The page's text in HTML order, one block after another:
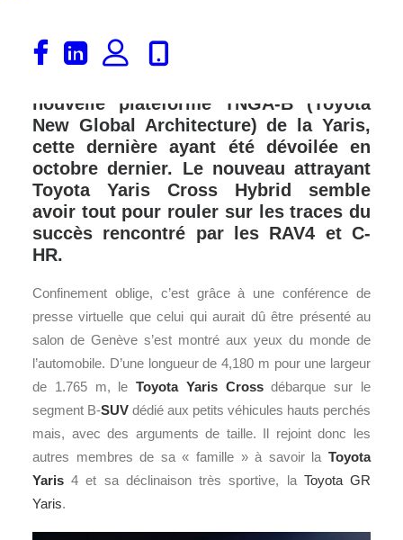
Toyota dévoile aujourd’hui son petit
SUV qui peut être considéré comme un
nouvelle plateforme TNGA-B (Toyota
New Global Architecture) de la Yaris,
cette dernière ayant été dévoilée en
octobre dernier. Le nouveau attrayant
Toyota Yaris Cross Hybrid semble
avoir tout pour rouler sur les traces du
succès rencontré par les RAV4 et C-
HR.
Confinement oblige, c’est grâce à une conférence de
presse virtuelle que celui qui aurait dû être présenté au
salon de Genève s’est montré aux yeux du monde de
l’automobile. D’une longueur de 4,180 m pour une largeur
de 1.765 m, leToyotaYaris Crossdébarque sur le
segment B-SUV dédié aux petits véhicules hauts perchés
mais, avec des arguments de taille. Il rejoint donc les
autres membres de sa « famille » à savoir la Toyota
Yaris 4 et sa déclinaison très sportive, la Toyota GR
Yaris.